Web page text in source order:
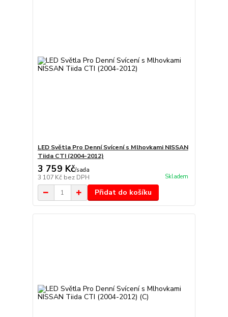
LED Světla Pro Denní Svícení s Mlhovkami NISSAN
Tiida CTI (2004-2012)
3 759 Kč/sada
3 107 Kč bez DPH Skladem
Přidat do košíku